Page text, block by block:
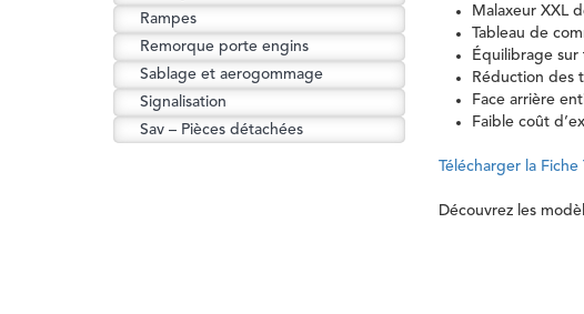
Rampes
Remorque porte engins
Sablage et aerogommage
Signalisation
Sav – Pièces détachées
Malaxeur XXL
Tableau de
Équilibrage
Réduction des
Face arrière
Faible coût
Télécharger la Fiche
Découvrez les